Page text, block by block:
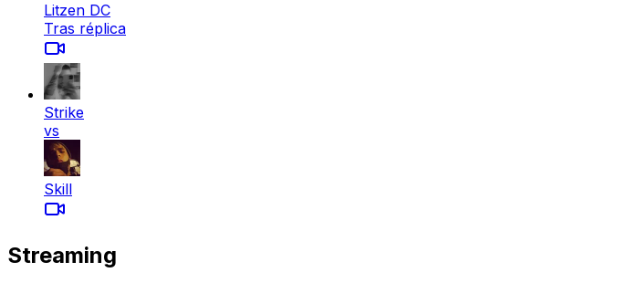
Litzen DC
Tras réplica
Strike
vs
Skill
Streaming